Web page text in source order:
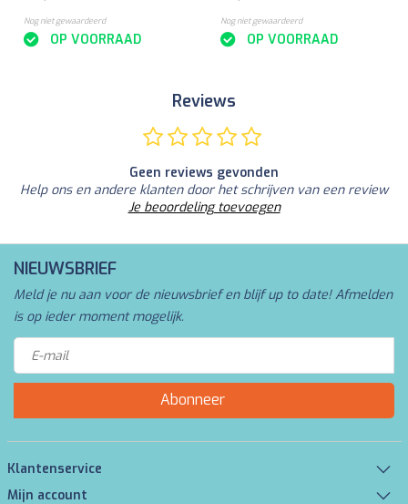
Nog niet gewaardeerd
OP VOORRAAD
Nog niet gewaardeerd
OP VOORRAAD
Reviews
Geen reviews gevonden
Help ons en andere klanten door het schrijven van een review
Je beoordeling toevoegen
NIEUWSBRIEF
Meld je nu aan voor de nieuwsbrief en blijf up to date! Afmelden
is op ieder moment mogelijk.
Abonneer
Klantenservice
Mijn account